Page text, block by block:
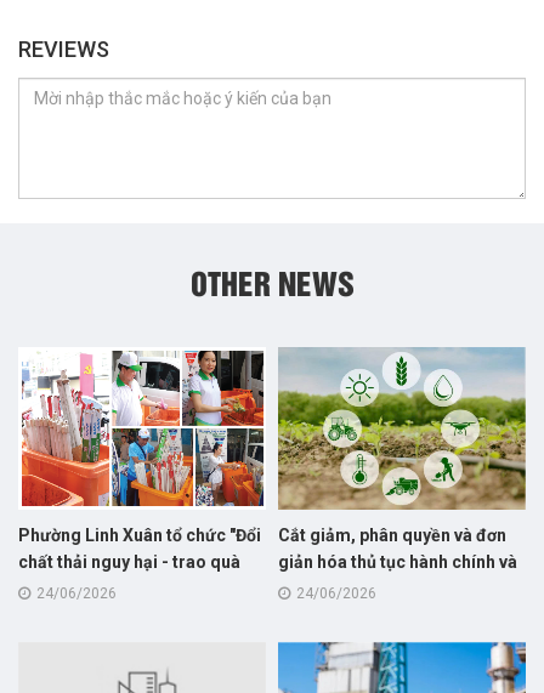
REVIEWS
OTHER NEWS
Phường Linh Xuân tổ chức "Đổi
chất thải nguy hại - trao quà
sống xanh" trong Ngày hội Môi
24/06/2026
Cắt giảm, phân quyền và đơn
giản hóa thủ tục hành chính và
cắt giảm, đơn giản hoá điều
quản lý của Bộ Nông nghiệp và
Môi trường
24/06/2026